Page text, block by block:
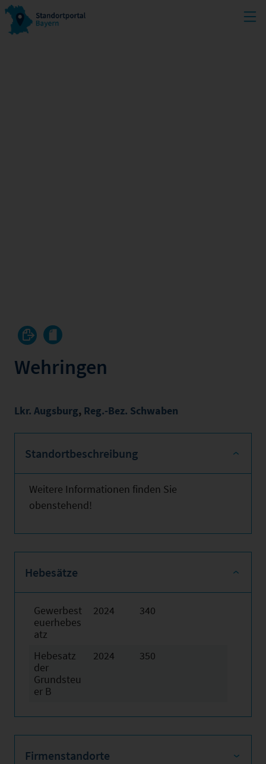
Wehringen
Lkr. Augsburg, Reg.-Bez. Schwaben
Standortbeschreibung
Weitere Informationen finden Sie
obenstehend!
Hebesätze
Gewerbest
euerhebes
atz
2024 340
Hebesatz
der
Grundsteu
er B
2024 350
Firmenstandorte